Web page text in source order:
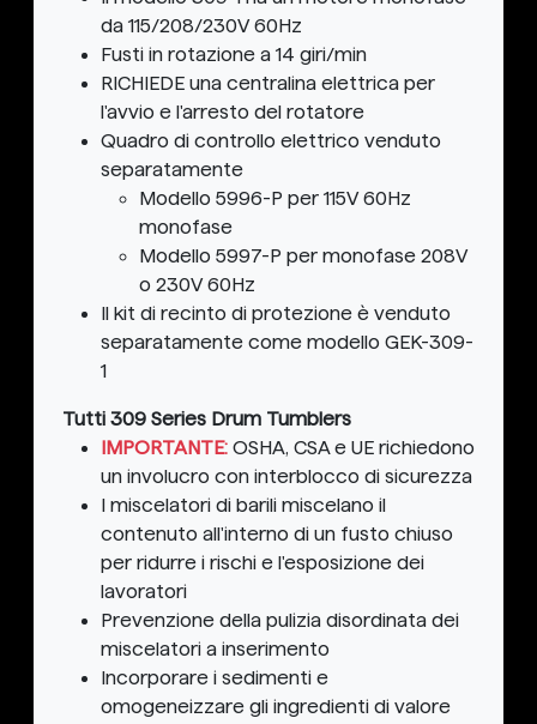
da 115/208/230V 60Hz
Fusti in rotazione a 14 giri/min
RICHIEDE una centralina elettrica per
l'avvio e l'arresto del rotatore
Quadro di controllo elettrico venduto
separatamente
Modello 5996-P per 115V 60Hz
monofase
Modello 5997-P per monofase 208V
o 230V 60Hz
Il kit di recinto di protezione è venduto
separatamente come modello GEK-309-
1
Tutti 309 Series Drum Tumblers
IMPORTANTE: OSHA, CSA e UE richiedono
un involucro con interblocco di sicurezza
I miscelatori di barili miscelano il
contenuto all'interno di un fusto chiuso
per ridurre i rischi e l'esposizione dei
lavoratori
Prevenzione della pulizia disordinata dei
miscelatori a inserimento
Incorporare i sedimenti e
omogeneizzare gli ingredienti di valore